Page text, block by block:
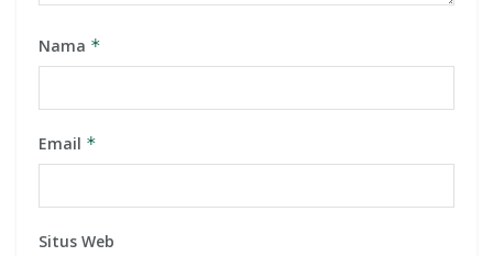
Nama *
Email *
Situs Web